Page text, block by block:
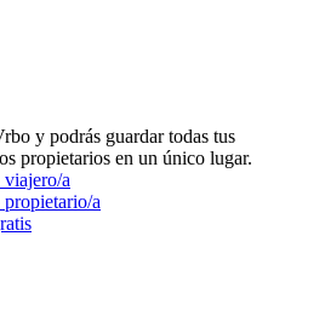
y podrás guardar todas tus
propietarios en un único lugar.
a
a